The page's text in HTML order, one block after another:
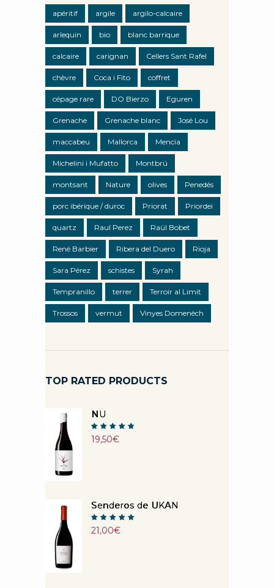
apéritif argile argilo-calcaire
arlequin bio blanc barrique
calcaire carignan Cellers Sant Rafel
chèvre Coca i Fito coffret
cépage rare DO Bierzo Eguren
Grenache Grenache blanc José Lou
maccabeu Mallorca Mencia
Michelini i Mufatto Montbrú
montsant Nature olives Penedés
porc ibérique / duroc Priorat Priordei
quartz Raul Perez Raül Bobet
René Barbier Ribera del Duero Rioja
Sara Pérez schistes Syrah
Tempranillo terrer Terroir al Limit
Trossos vermut Vinyes Domenèch
TOP RATED PRODUCTS
NU
Note
5.00
19,50€
Senderos de UKAN
Note
5.00
21,00€